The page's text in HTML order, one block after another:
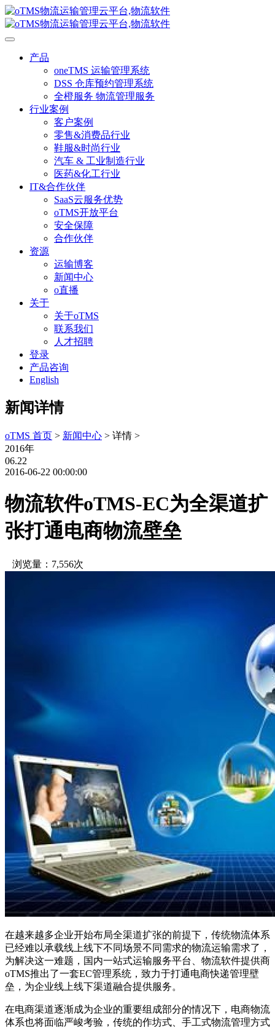
产品
oneTMS 运输管理系统
DSS 仓库预约管理系统
全橙服务 物流管理服务
行业案例
客户案例
零售&消费品行业
鞋服&时尚行业
汽车 & 工业制造行业
医药&化工行业
IT&合作伙伴
SaaS云服务优势
oTMS开放平台
安全保障
合作伙伴
资源
运输博客
新闻中心
o直播
关于
关于oTMS
联系我们
人才招聘
登录
产品咨询
English
新闻详情
oTMS 首页 > 新闻中心 > 详情 >
2016年
06.22
2016-06-22 00:00:00
物流软件oTMS-EC为全渠道扩
张打通电商物流壁垒
浏览量：7,556次
在越来越多企业开始布局全渠道扩张的前提下，传统物流体系
已经难以承载线上线下不同场景不同需求的物流运输需求了，
为解决这一难题，国内一站式运输服务平台、物流软件提供商
oTMS推出了一套EC管理系统，致力于打通电商快递管理壁
垒，为企业线上线下渠道融合提供服务。
在电商渠道逐渐成为企业的重要组成部分的情况下，电商物流
体系也将面临严峻考验，传统的作坊式、手工式物流管理方式